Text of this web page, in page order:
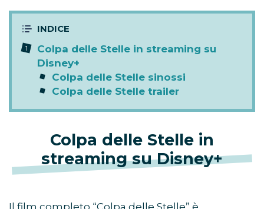
Colpa delle Stelle in streaming su
Disney+
Colpa delle Stelle sinossi
Colpa delle Stelle trailer
Colpa delle Stelle in
streaming su Disney+
Il film completo “Colpa delle Stelle” è